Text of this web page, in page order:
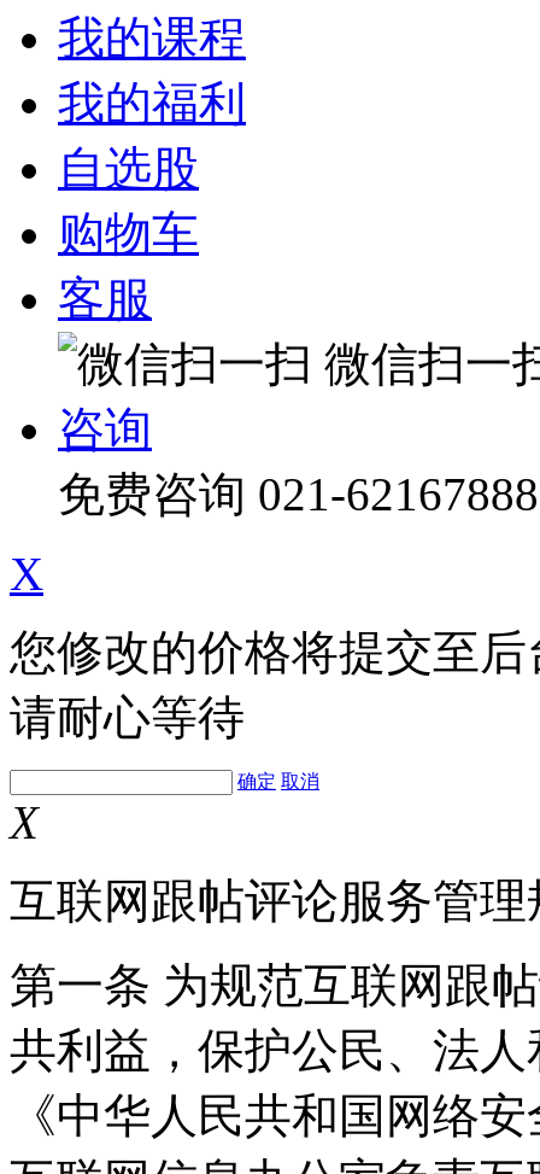
我的课程
我的福利
自选股
购物车
客服
微信扫一
咨询
免费咨询 021-62167888
X
您修改的价格将提交至
请耐心等待
确定 取消
X
互联网跟帖评论服务管理
第一条 为规范互联网跟
共利益，保护公民、法
《中华人民共和国网络